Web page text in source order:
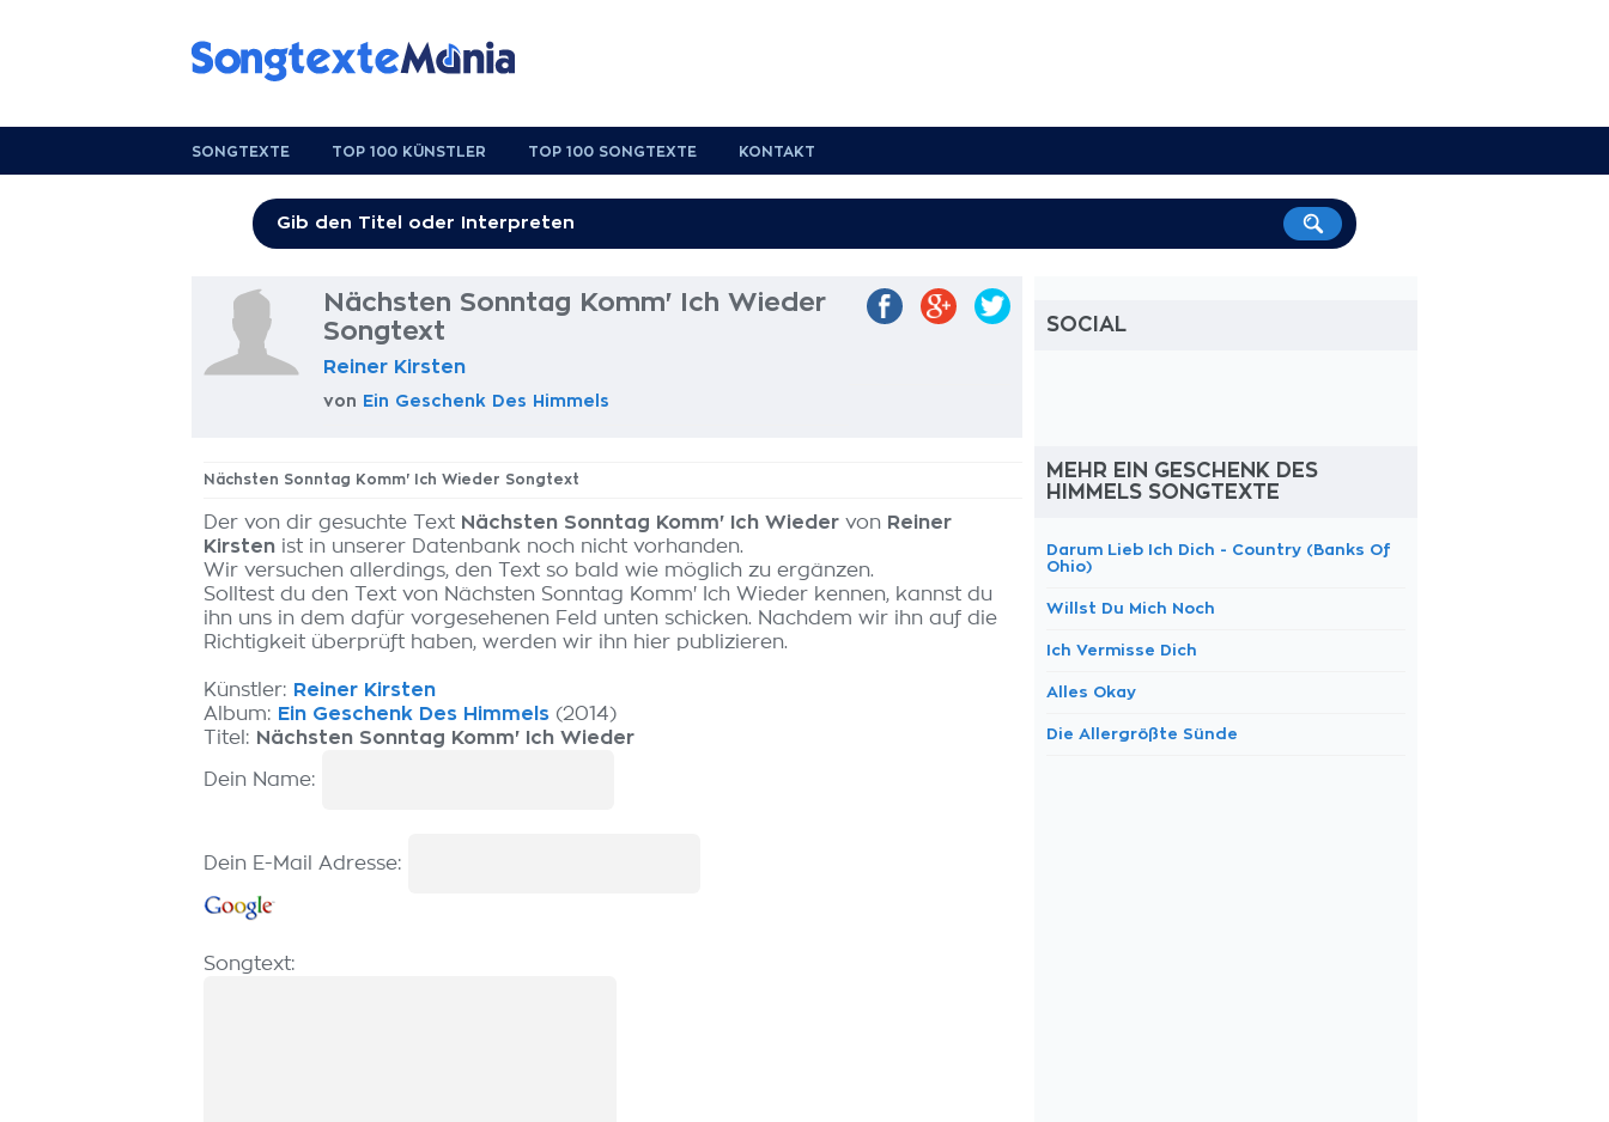
SONGTEXTE TOP 100 KÜNSTLER TOP 100 SONGTEXTE KONTAKT
Nächsten Sonntag Komm' Ich Wieder
Songtext
Reiner Kirsten
von Ein Geschenk Des Himmels
Nächsten Sonntag Komm' Ich Wieder Songtext
Der von dir gesuchte Text Nächsten Sonntag Komm' Ich Wieder von Reiner
Kirsten ist in unserer Datenbank noch nicht vorhanden.
Wir versuchen allerdings, den Text so bald wie möglich zu ergänzen.
Solltest du den Text von Nächsten Sonntag Komm' Ich Wieder kennen, kannst du
ihn uns in dem dafür vorgesehenen Feld unten schicken. Nachdem wir ihn auf die
Richtigkeit überprüft haben, werden wir ihn hier publizieren.
Künstler: Reiner Kirsten
Album: Ein Geschenk Des Himmels (2014)
Titel: Nächsten Sonntag Komm' Ich Wieder
Dein Name:
Dein E-Mail Adresse:
Songtext:
SOCIAL
MEHR EIN GESCHENK DES
HIMMELS SONGTEXTE
Darum Lieb Ich Dich - Country (Banks Of
Ohio)
Willst Du Mich Noch
Ich Vermisse Dich
Alles Okay
Die Allergrößte Sünde